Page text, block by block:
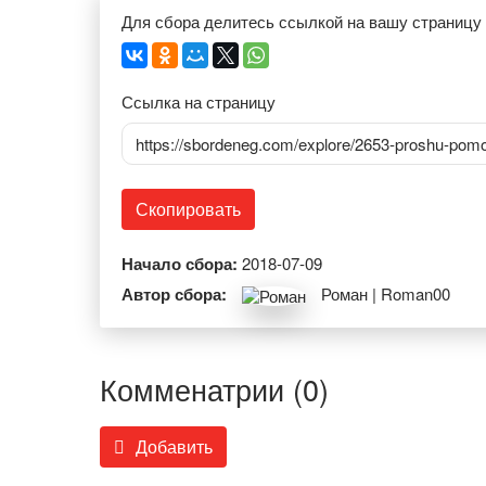
Для сбора делитесь ссылкой на вашу страницу
Ссылка на страницу
https://sbordeneg.com/explore/2653-proshu-
Скопировать
Начало сбора: 2018-07-09
Автор сбора: Роман | Roman00
Комменатрии (0)
Добавить